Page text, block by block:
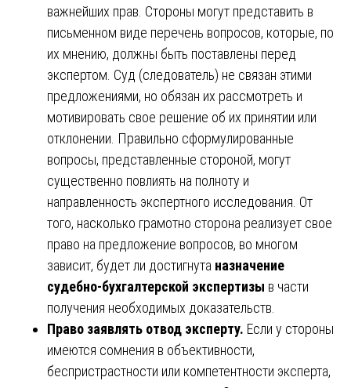
важнейших прав. Стороны могут представить в
письменном виде перечень вопросов, которые, по
их мнению, должны быть поставлены перед
экспертом. Суд (следователь) не связан этими
предложениями, но обязан их рассмотреть и
мотивировать свое решение об их принятии или
отклонении. Правильно сформулированные
вопросы, представленные стороной, могут
существенно повлиять на полноту и
направленность экспертного исследования. От
того, насколько грамотно сторона реализует свое
право на предложение вопросов, во многом
зависит, будет ли достигнута назначение
судебно-бухгалтерской экспертизы в части
получения необходимых доказательств.
Право заявлять отвод эксперту. Если у стороны
имеются сомнения в объективности,
беспристрастности или компетентности эксперта,